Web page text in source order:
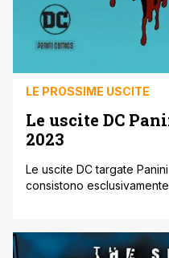
LE PROSSIME USCITE
Le uscite DC
2023
Le uscite DC targate
consistono
Camuncoli (disponibile
volume originale), e il